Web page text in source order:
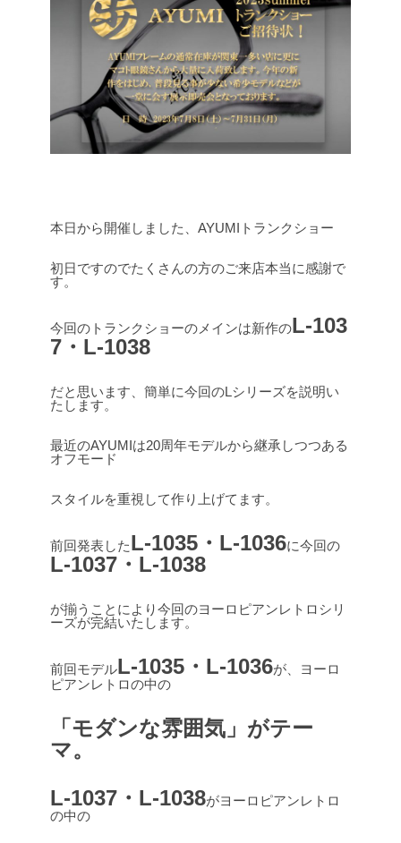
本日から開催しました、AYUMIトランクショー
初日ですのでたくさんの方のご来店本当に感謝で
す。
今回のトランクショーのメインは新作のL-103
7・L-1038
だと思います、簡単に今回のLシリーズを説明い
たします。
最近のAYUMIは20周年モデルから継承しつつある
オフモード
スタイルを重視して作り上げてます。
前回発表したL-1035・L-1036に今回の
L-1037・L-1038
が揃うことにより今回のヨーロピアンレトロシリ
ーズが完結いたします。
前回モデルL-1035・L-1036が、ヨーロ
ピアンレトロの中の
「モダンな雰囲気」がテー
マ。
L-1037・L-1038がヨーロピアンレトロ
の中の